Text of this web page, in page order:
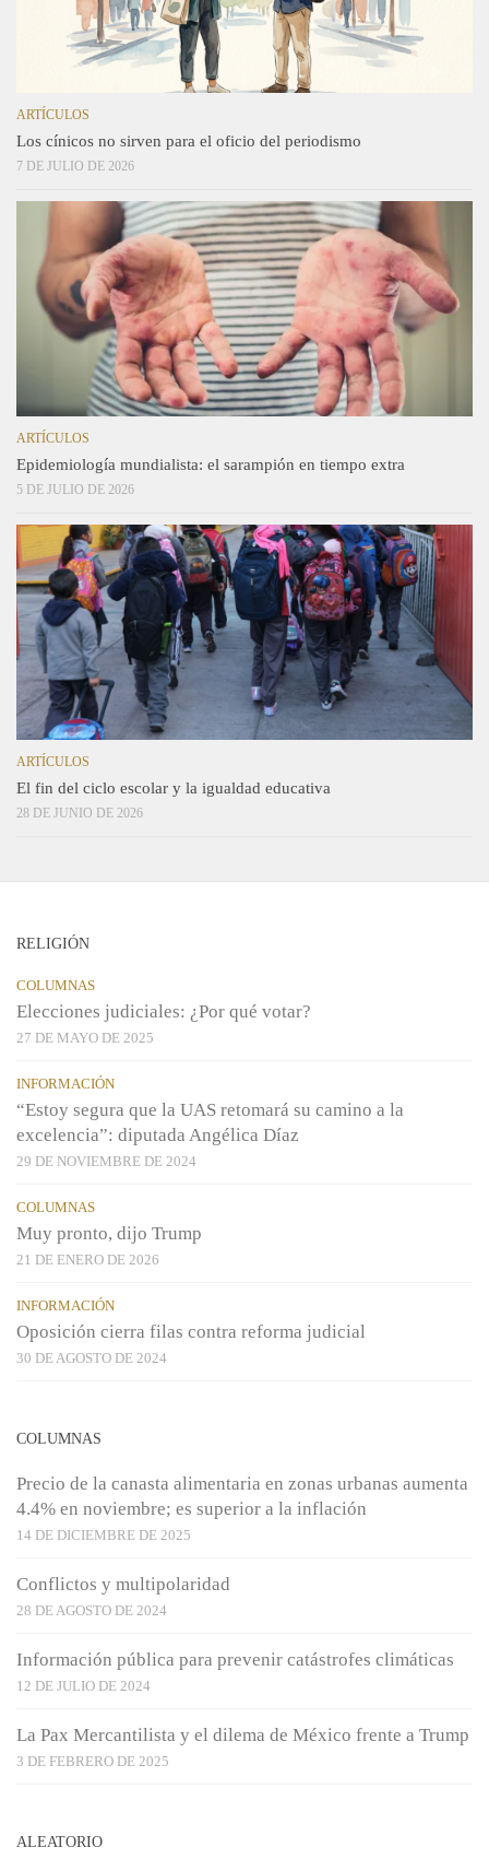
ARTÍCULOS
Los cínicos no sirven para el oficio del periodismo
7 DE JULIO DE 2026
ARTÍCULOS
Epidemiología mundialista: el sarampión en tiempo extra
5 DE JULIO DE 2026
ARTÍCULOS
El fin del ciclo escolar y la igualdad educativa
28 DE JUNIO DE 2026
RELIGIÓN
COLUMNAS
Elecciones judiciales: ¿Por qué votar?
27 DE MAYO DE 2025
INFORMACIÓN
“Estoy segura que la UAS retomará su camino a la
excelencia”: diputada Angélica Díaz
29 DE NOVIEMBRE DE 2024
COLUMNAS
Muy pronto, dijo Trump
21 DE ENERO DE 2026
INFORMACIÓN
Oposición cierra filas contra reforma judicial
30 DE AGOSTO DE 2024
COLUMNAS
Precio de la canasta alimentaria en zonas urbanas aumenta
4.4% en noviembre; es superior a la inflación
14 DE DICIEMBRE DE 2025
Conflictos y multipolaridad
28 DE AGOSTO DE 2024
Información pública para prevenir catástrofes climáticas
12 DE JULIO DE 2024
La Pax Mercantilista y el dilema de México frente a Trump
3 DE FEBRERO DE 2025
ALEATORIO